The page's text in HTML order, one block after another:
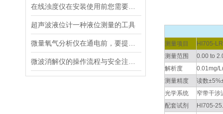
超声波液位计一种液位测量的工具
测量项目
HI705-LR
测量范围
0.00 to
解析度
0.01mg/
测量精度
读数
光学系统
窄带干涉
配套试剂
HI705-